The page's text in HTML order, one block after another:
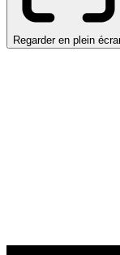
Regarder en plein